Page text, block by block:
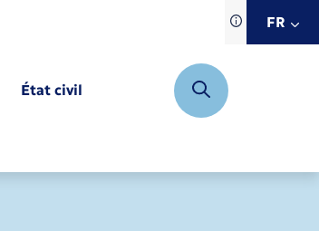
Traduction
siteFR
État civil